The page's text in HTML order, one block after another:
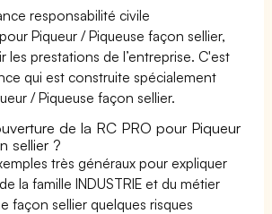
responsabilité civile
Piqueur / Piqueuse façon sellier,
les prestations de l’entreprise. C'est
qui est construite spécialement
/ Piqueuse façon sellier.
de la RC PRO pour Piqueur
sellier ?
très généraux pour expliquer
la famille INDUSTRIE et du métier
façon sellier quelques risques